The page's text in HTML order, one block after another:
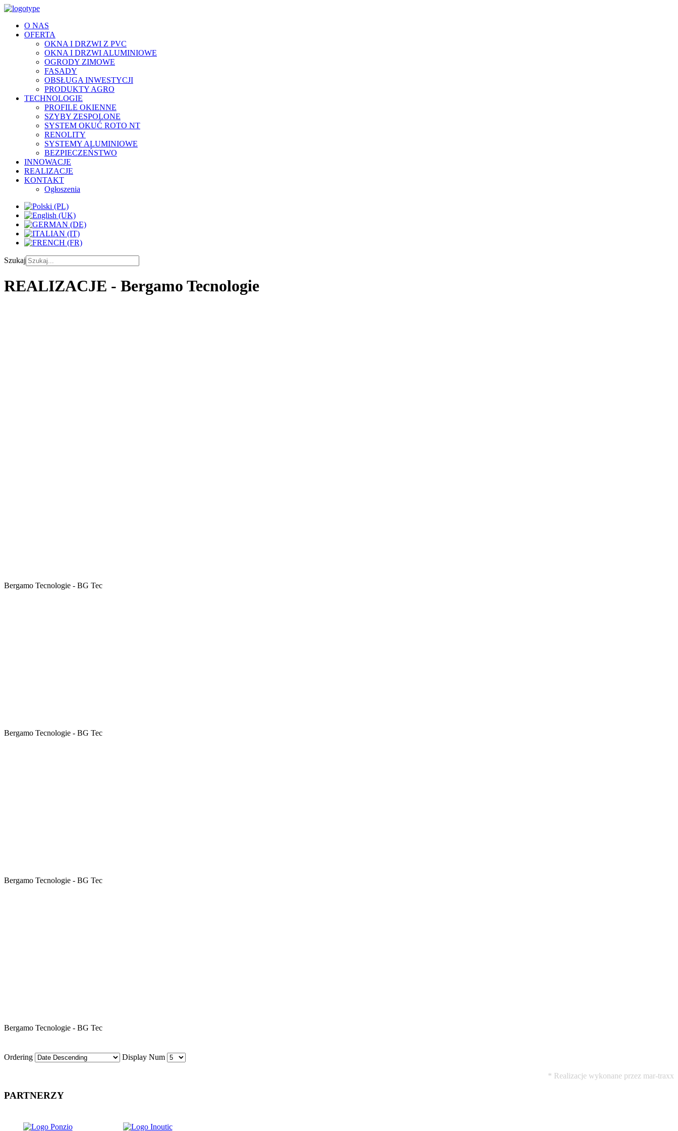
O NAS
OFERTA
OKNA I DRZWI Z PVC
OKNA I DRZWI ALUMINIOWE
OGRODY ZIMOWE
FASADY
OBSŁUGA INWESTYCJI
PRODUKTY AGRO
TECHNOLOGIE
PROFILE OKIENNE
SZYBY ZESPOLONE
SYSTEM OKUĆ ROTO NT
RENOLITY
SYSTEMY ALUMINIOWE
BEZPIECZEŃSTWO
INNOWACJE
REALIZACJE
KONTAKT
Ogłoszenia
Szukaj
REALIZACJE - Bergamo Tecnologie
Bergamo Tecnologie - BG Tec
Bergamo Tecnologie - BG Tec
Bergamo Tecnologie - BG Tec
Bergamo Tecnologie - BG Tec
Ordering Display Num
* Realizacje wykonane przez mar-traxx
PARTNERZY